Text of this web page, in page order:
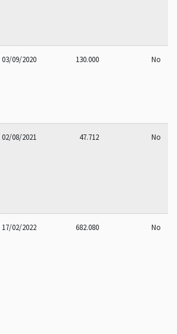
03/09/2020 130.000 No
02/08/2021 47.712 No
17/02/2022 682.080 No